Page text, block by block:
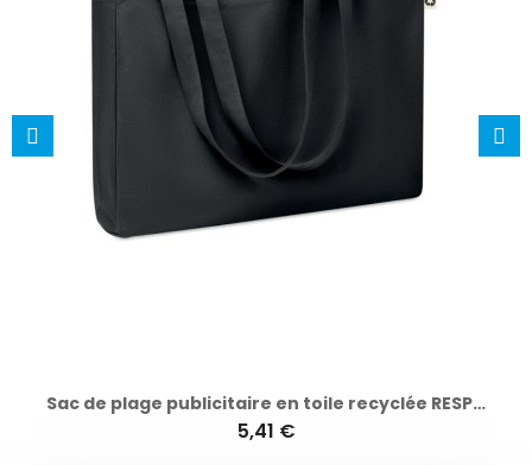
Sac de plage publicitaire en toile recyclée RESPECT COLOURED
5,41 €